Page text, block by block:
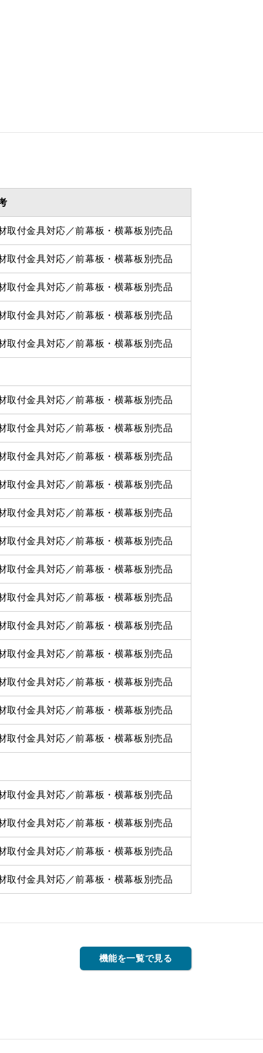
取付金具対応／前幕板・横幕板別売品
取付金具対応／前幕板・横幕板別売品
取付金具対応／前幕板・横幕板別売品
取付金具対応／前幕板・横幕板別売品
取付金具対応／前幕板・横幕板別売品
取付金具対応／前幕板・横幕板別売品
取付金具対応／前幕板・横幕板別売品
取付金具対応／前幕板・横幕板別売品
取付金具対応／前幕板・横幕板別売品
取付金具対応／前幕板・横幕板別売品
取付金具対応／前幕板・横幕板別売品
取付金具対応／前幕板・横幕板別売品
取付金具対応／前幕板・横幕板別売品
取付金具対応／前幕板・横幕板別売品
取付金具対応／前幕板・横幕板別売品
取付金具対応／前幕板・横幕板別売品
取付金具対応／前幕板・横幕板別売品
取付金具対応／前幕板・横幕板別売品
取付金具対応／前幕板・横幕板別売品
取付金具対応／前幕板・横幕板別売品
取付金具対応／前幕板・横幕板別売品
取付金具対応／前幕板・横幕板別売品
機能を一覧で見る